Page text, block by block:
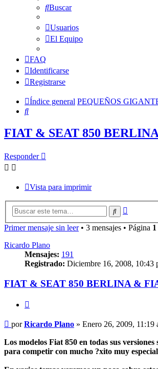
Buscar
Usuarios
El Equipo
FAQ
Identificarse
Registrarse
Índice general PEQUEÑOS
Buscar
FIAT & SEAT 850
Responder
Vista para imprimir
Buscar
Primer mensaje sin leer• 3 mensajes • Página 1
Ricardo Plano
Mensajes: 191
Registrado: Diciembre 16, 2008, 10:43
FIAT & SEAT 850 BERLINA &
Mensaje
sin
leer
porRicardo Plano » Enero 26, 2009, 11:19
Los modelos Fiat 850 en todas sus
para competir con mucho ?xito muy